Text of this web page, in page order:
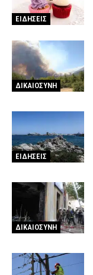
ΕΙΔΗΣΕΙΣ
ΔΙΚΑΙΟΣΥΝΗ
ΕΙΔΗΣΕΙΣ
ΔΙΚΑΙΟΣΥΝΗ